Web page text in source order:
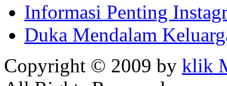
Informasi Penting
Duka Mendalam
Copyright © 2009 by klik